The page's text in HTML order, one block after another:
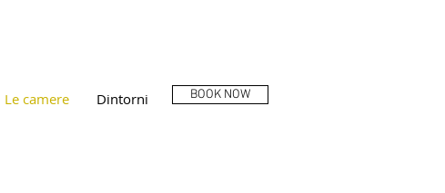
Le camere Dintorni BOOK NOW